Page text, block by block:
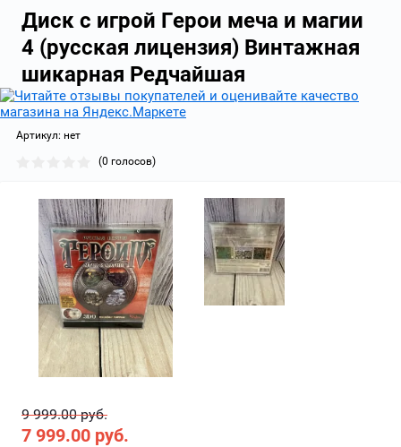
Диск с игрой Герои меча и магии
4 (русская лицензия) Винтажная
шикарная Редчайшая
Артикул: нет
(0 голосов)
9 999.00 руб.
7 999.00 руб.